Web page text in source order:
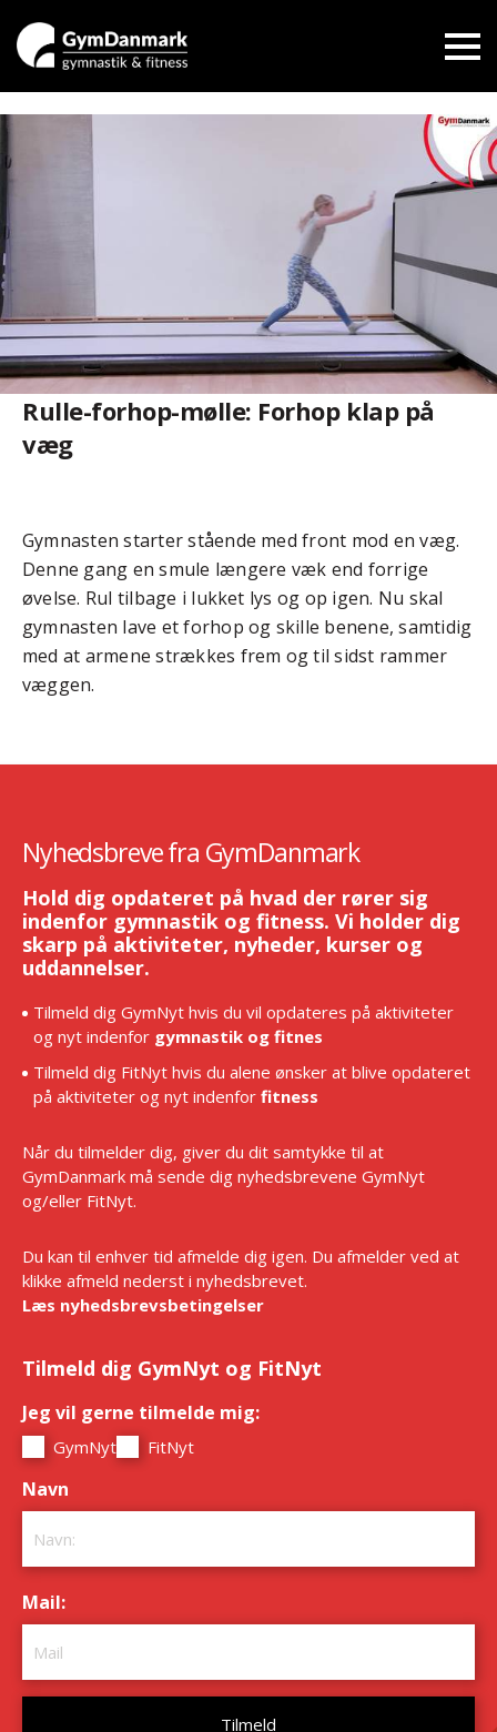
Rulle-forhop-mølle: Forhop klap på
væg
Gymnasten starter stående med front mod en væg.
Denne gang en smule længere væk end forrige
øvelse. Rul tilbage i lukket lys og op igen. Nu skal
gymnasten lave et forhop og skille benene, samtidig
med at armene strækkes frem og til sidst rammer
væggen.
Nyhedsbreve fra GymDanmark
Hold dig opdateret på hvad der rører sig
indenfor gymnastik og fitness. Vi holder dig
skarp på aktiviteter, nyheder, kurser og
uddannelser.
Tilmeld dig GymNyt hvis du vil opdateres på aktiviteter
og nyt indenfor gymnastik og fitnes
Tilmeld dig FitNyt hvis du alene ønsker at blive opdateret
på aktiviteter og nyt indenfor fitness
Når du tilmelder dig, giver du dit samtykke til at
GymDanmark må sende dig nyhedsbrevene GymNyt
og/eller FitNyt.
Du kan til enhver tid afmelde dig igen. Du afmelder ved at
klikke afmeld nederst i nyhedsbrevet.
Læs nyhedsbrevsbetingelser
Tilmeld dig GymNyt og FitNyt
Jeg vil gerne tilmelde mig:
GymNyt FitNyt
Navn
Mail: